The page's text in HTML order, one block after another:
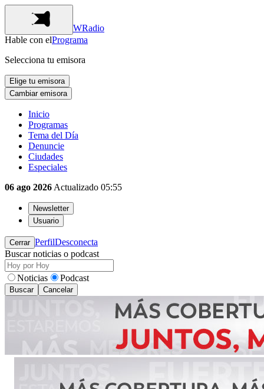
WRadio
Hable con elPrograma
Selecciona tu emisora
Elige tu emisora
Cambiar emisora
Inicio
Programas
Tema del Día
Denuncie
Ciudades
Especiales
06 ago 2026 Actualizado 05:55
Newsletter
Usuario
Cerrar PerfilDesconecta
Buscar noticias o podcast
Noticias Podcast
Buscar Cancelar